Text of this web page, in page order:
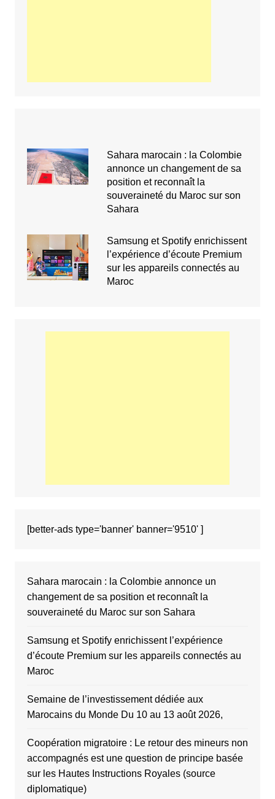
Sahara marocain : la Colombie
annonce un changement de sa
position et reconnaît la
souveraineté du Maroc sur son
Sahara
Samsung et Spotify enrichissent
l’expérience d’écoute Premium
sur les appareils connectés au
Maroc
[better-ads type='banner' banner='9510' ]
Sahara marocain : la Colombie annonce un
changement de sa position et reconnaît la
souveraineté du Maroc sur son Sahara
Samsung et Spotify enrichissent l’expérience
d’écoute Premium sur les appareils connectés au
Maroc
Semaine de l’investissement dédiée aux
Marocains du Monde Du 10 au 13 août 2026,
Coopération migratoire : Le retour des mineurs non
accompagnés est une question de principe basée
sur les Hautes Instructions Royales (source
diplomatique)